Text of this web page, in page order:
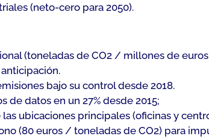
(neto-cero para 2050).
(toneladas de CO2 / millones de
bajo su control desde 2018.
de datos en un 27% desde 2015;
ubicaciones principales (oficinas y
(80 euros / toneladas de CO2) para